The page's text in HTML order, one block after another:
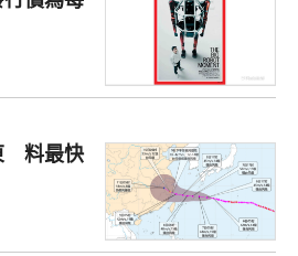
料最快